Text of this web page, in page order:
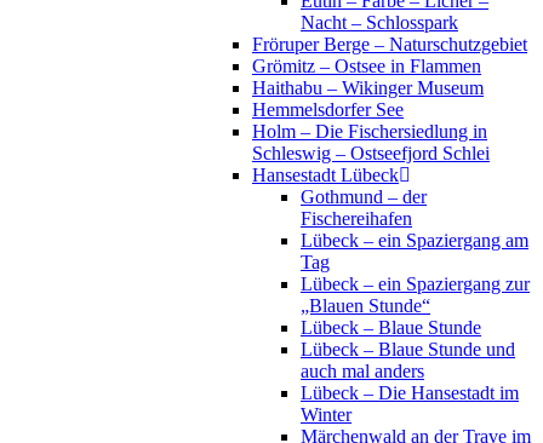
Nacht – Schlosspark
Fröruper Berge – Naturschutzgebiet
Grömitz – Ostsee in Flammen
Haithabu – Wikinger Museum
Hemmelsdorfer See
Holm – Die Fischersiedlung in
Schleswig – Ostseefjord Schlei
Hansestadt Lübeck
Gothmund – der
Fischereihafen
Lübeck – ein Spaziergang am
Tag
Lübeck – ein Spaziergang zur
„Blauen Stunde“
Lübeck – Blaue Stunde
Lübeck – Blaue Stunde und
auch mal anders
Lübeck – Die Hansestadt im
Winter
Märchenwald an der Trave im